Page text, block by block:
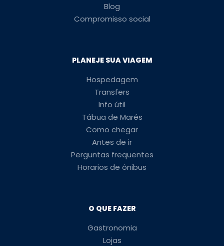
Blog
Compromisso social
PLANEJE SUA VIAGEM
Hospedagem
Transfers
Info útil
Tábua de Marés
Como chegar
Antes de ir
Perguntas frequentes
Horarios de ônibus
O QUE FAZER
Gastronomia
Lojas